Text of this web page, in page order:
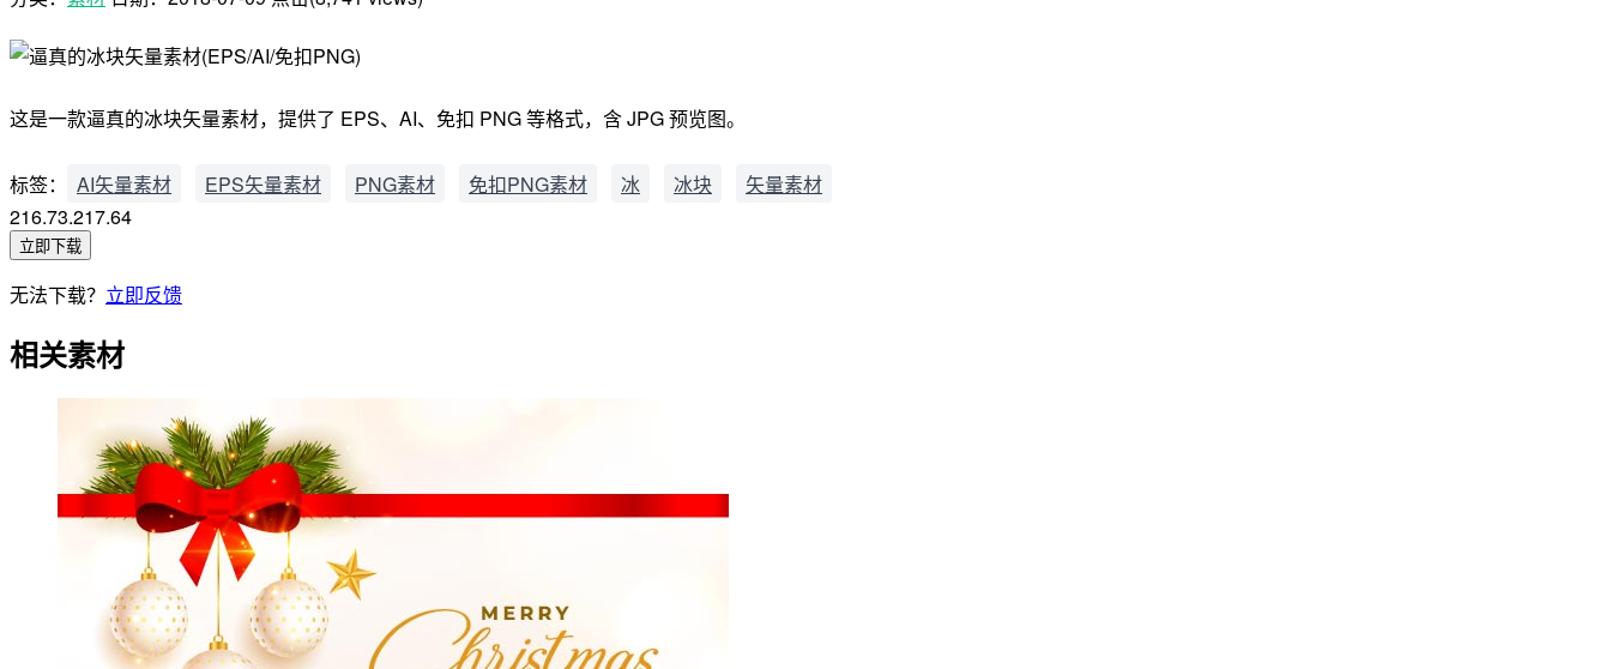
这是一款逼真的冰块矢量素材，提供了 EPS、AI、免扣 PNG 等格式，含 JPG 预览图。
标签： AI矢量素材 EPS矢量素材 PNG素材 免扣PNG素材 冰 冰块
矢量素材
216.73.217.64
立即下载
无法下载？ 立即反馈
相关素材